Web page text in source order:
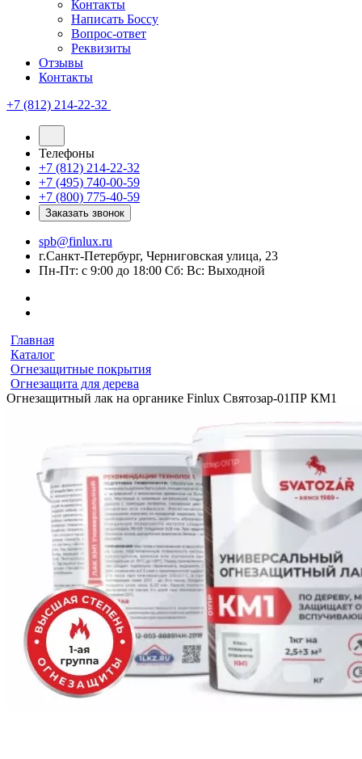
Контакты
Написать Боссу
Вопрос-ответ
Реквизиты
Отзывы
Контакты
+7 (812) 214-22-32
Телефоны
+7 (812) 214-22-32
+7 (495) 740-00-59
+7 (800) 775-40-59
Заказать звонок
spb@finlux.ru
г.Санкт-Петербург, Черниговская улица, 23
Пн-Пт: с 9:00 до 18:00 Сб: Вс: Выходной
Главная
Каталог
Огнезащитные покрытия
Огнезащита для дерева
Огнезащитный лак на органике Finlux Святозар-01ПР КМ1